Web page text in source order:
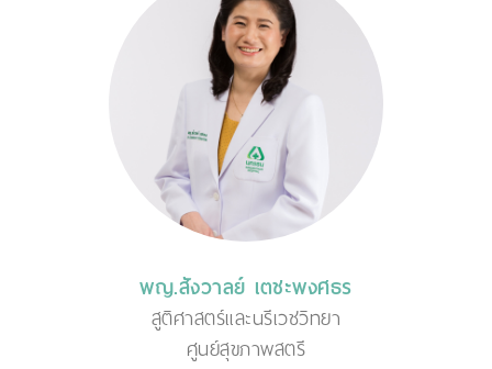
พญ.สังวาลย์ เตชะพงศธร
สูติศาสตร์และนรีเวชวิทยา
ศูนย์สุขภาพสตรี